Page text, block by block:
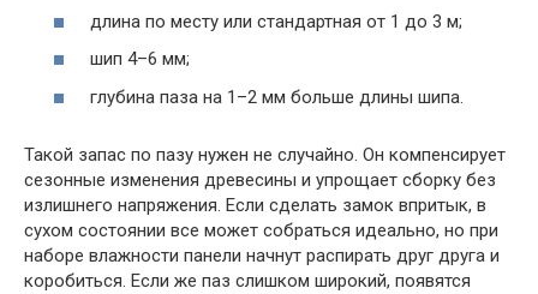
длина по месту или стандартная от 1 до 3 м;
шип 4–6 мм;
глубина паза на 1–2 мм больше длины шипа.
Такой запас по пазу нужен не случайно. Он компенсирует
сезонные изменения древесины и упрощает сборку без
излишнего напряжения. Если сделать замок впритык, в
сухом состоянии все может собраться идеально, но при
наборе влажности панели начнут распирать друг друга и
коробиться. Если же паз слишком широкий, появятся